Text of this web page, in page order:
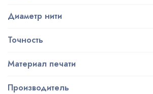
Диаметр нити
Точность
Материал печати
Производитель